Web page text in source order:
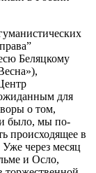
Беляцкому
для
о том,
было, мы по-
происходящее в
через месяц
и Осло,